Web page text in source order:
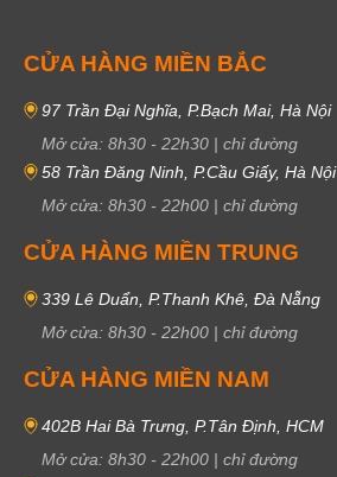
CỬA HÀNG MIỀN BẮC
97 Trần Đại Nghĩa, P.Bạch Mai, Hà Nội
Mở cửa: 8h30 - 22h30 | chỉ đường
58 Trần Đăng Ninh, P.Cầu Giấy, Hà Nội
Mở cửa: 8h30 - 22h00 | chỉ đường
CỬA HÀNG MIỀN TRUNG
339 Lê Duẩn, P.Thanh Khê, Đà Nẵng
Mở cửa: 8h30 - 22h00 | chỉ đường
CỬA HÀNG MIỀN NAM
402B Hai Bà Trưng, P.Tân Định, HCM
Mở cửa: 8h30 - 22h00 | chỉ đường